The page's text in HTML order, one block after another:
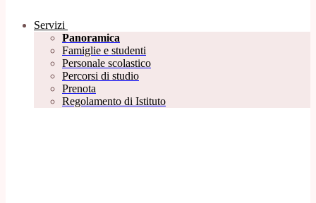
Servizi
Panoramica
Famiglie e studenti
Personale scolastico
Percorsi di studio
Prenota
Regolamento di Istituto